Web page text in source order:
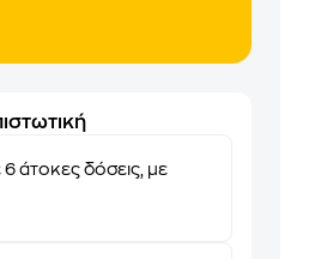
6 άτοκες δόσεις, με